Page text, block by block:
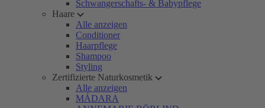
Schwangerschafts- & Babypflege
Haare
Alle anzeigen
Conditioner
Haarpflege
Shampoo
Styling
Zertifizierte Naturkosmetik
Alle anzeigen
MÁDARA